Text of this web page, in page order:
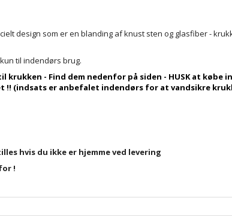
design som er en blanding af knust sten og glasfiber -
til indendørs brug.
- Find dem nedenfor på siden - HUSK at købe
!! (indsats er anbefalet indendørs for at vandsikre
hvis du ikke er hjemme ved levering
!